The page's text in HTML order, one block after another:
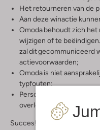
Het retourneren van de
Aan deze winactie
Omoda behoudt zich
wijzigen of te
zal dit gecommuniceerd
actievoorwaarden;
Omoda is niet
typfouten;
Persoonsgegevens van
overleg vrijgegeven en
Succes!